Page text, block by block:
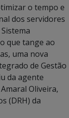
o tempo e
dos servidores
que tange ao
uma nova
de Gestão
da agente
Oliveira,
(DRH) da